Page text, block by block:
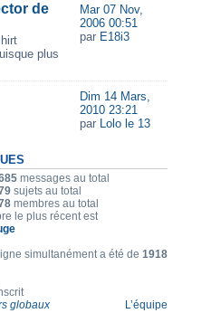
de
plus
Mar 07 Nov,
2006 00:51
par E18i3
Dim 14 Mars,
2010 23:21
par Lolo le 13
messages au total
sujets au total
membres au total
le plus récent est
simultanément a été de 1918
globaux L’équipe